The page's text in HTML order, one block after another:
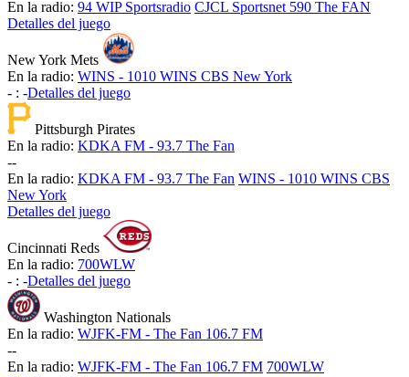
En la radio: 94 WIP Sportsradio CJCL Sportsnet 590 The FAN
Detalles del juego
New York Mets
En la radio: WINS - 1010 WINS CBS New York
- : -Detalles del juego
Pittsburgh Pirates
En la radio: KDKA FM - 93.7 The Fan
--
En la radio: KDKA FM - 93.7 The Fan WINS - 1010 WINS CBS
New York
Detalles del juego
Cincinnati Reds
En la radio: 700WLW
- : -Detalles del juego
Washington Nationals
En la radio: WJFK-FM - The Fan 106.7 FM
--
En la radio: WJFK-FM - The Fan 106.7 FM 700WLW